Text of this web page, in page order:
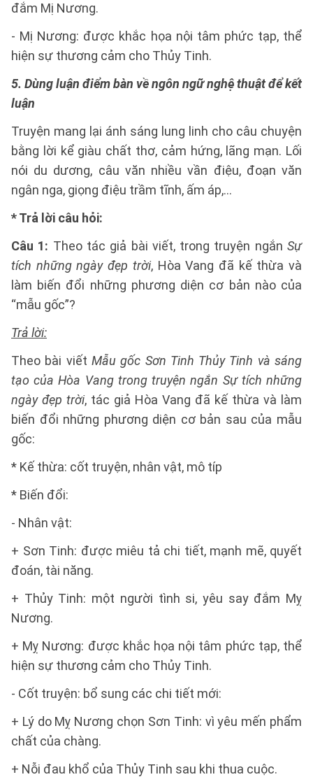
đắm Mị Nương.
- Mị Nương: được khắc họa nội tâm phức tạp, thể
hiện sự thương cảm cho Thủy Tinh.
5. Dùng luận điểm bàn về ngôn ngữ nghệ thuật để kết
luận
Truyện mang lại ánh sáng lung linh cho câu chuyện
bằng lời kể giàu chất thơ, cảm hứng, lãng mạn. Lối
nói du dương, câu văn nhiều vần điệu, đoạn văn
ngân nga, giọng điệu trầm tĩnh, ấm áp,...
* Trả lời câu hỏi:
Câu 1: Theo tác giả bài viết, trong truyện ngắnSự
tích những ngày đẹp trời, Hòa Vang đã kế thừa và
làm biến đổi những phương diện cơ bản nào của
“mẫu gốc”?
Trả lời:
Theo bài viết Mẫu gốc Sơn Tinh Thủy Tinh và sáng
tạo của Hòa Vang trong truyện ngắn Sự tích những
ngày đẹp trời, tác giả Hòa Vang đã kế thừa và làm
biến đổi những phương diện cơ bản sau của mẫu
gốc:
* Kế thừa: cốt truyện, nhân vật, mô típ
* Biến đổi:
- Nhân vật:
+ Sơn Tinh: được miêu tả chi tiết, mạnh mẽ, quyết
đoán, tài năng.
+ Thủy Tinh: một người tình si, yêu say đắm Mỵ
Nương.
+ Mỵ Nương: được khắc họa nội tâm phức tạp, thể
hiện sự thương cảm cho Thủy Tinh.
- Cốt truyện: bổ sung các chi tiết mới:
+ Lý do Mỵ Nương chọn Sơn Tinh: vì yêu mến phẩm
chất của chàng.
+ Nỗi đau khổ của Thủy Tinh sau khi thua cuộc.